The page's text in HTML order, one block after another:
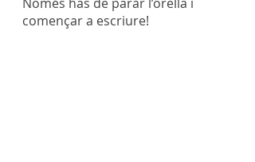
començar a escriure!